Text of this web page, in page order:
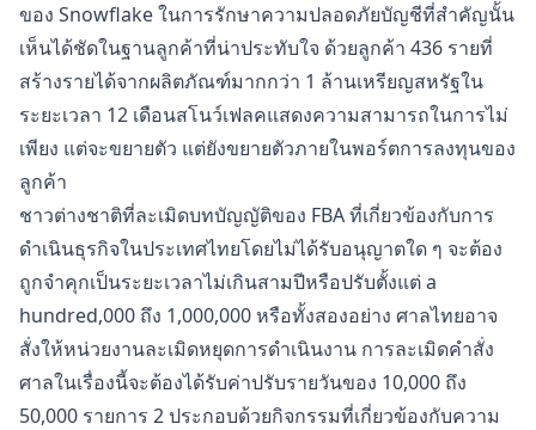
ของ Snowflake ในการรักษาความปลอดภัยบัญชีที่สำคัญนั้น
เห็นได้ชัดในฐานลูกค้าที่น่าประทับใจ ด้วยลูกค้า 436 รายที่
สร้างรายได้จากผลิตภัณฑ์มากกว่า 1 ล้านเหรียญสหรัฐใน
ระยะเวลา 12 เดือนสโนว์เฟลคแสดงความสามารถในการไม่
เพียง แต่จะขยายตัว แต่ยังขยายตัวภายในพอร์ตการลงทุนของ
ลูกค้า
ชาวต่างชาติที่ละเมิดบทบัญญัติของ FBA ที่เกี่ยวข้องกับการ
ดำเนินธุรกิจในประเทศไทยโดยไม่ได้รับอนุญาตใด ๆ จะต้อง
ถูกจำคุกเป็นระยะเวลาไม่เกินสามปีหรือปรับตั้งแต่ a
hundred,000 ถึง 1,000,000 หรือทั้งสองอย่าง ศาลไทยอาจ
สั่งให้หน่วยงานละเมิดหยุดการดำเนินงาน การละเมิดคำสั่ง
ศาลในเรื่องนี้จะต้องได้รับค่าปรับรายวันของ 10,000 ถึง
50,000 รายการ 2 ประกอบด้วยกิจกรรมที่เกี่ยวข้องกับความ